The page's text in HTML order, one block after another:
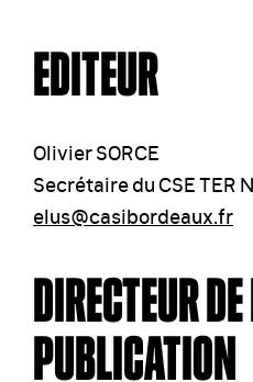
EDITEUR
Olivier SORCE
Secrétaire du CSE TER
elus@casibordeaux.fr
DIRECTEUR
PUBLICATION